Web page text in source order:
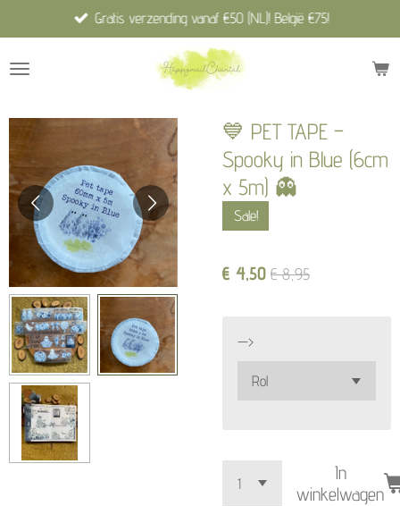
direct
naar
Gratis verzending vanaf €50 (NL)! België €75!
💙 PET TAPE –
Spooky in Blue (6cm
x 5m) 👻
Sale!
€ 4,50 € 8,95
—>
In
winkelwagen